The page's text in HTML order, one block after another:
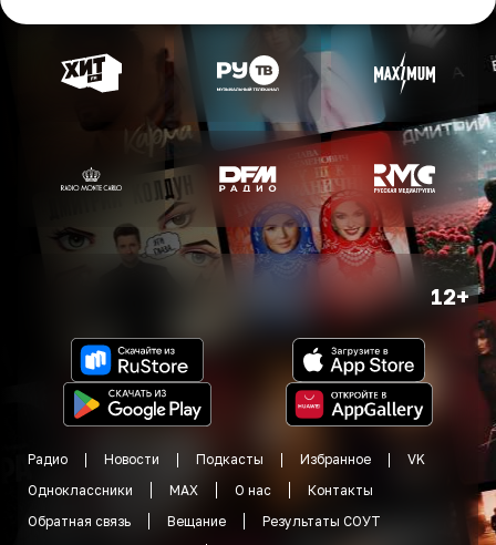
12+
Радио Новости Подкасты Избранное
VK
Одноклассники
MAX О нас
Контакты
Обратная связь
Вещание
Результаты СОУТ